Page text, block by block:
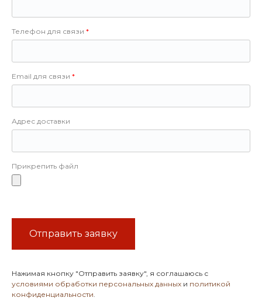
Телефон для связи
Email для связи
Адрес доставки
Прикрепить файл
Отправить заявку
Нажимая кнопку "Отправить заявку" , я соглашаюсь с
условиями обработки персональных данных и политикой
конфиденциальности